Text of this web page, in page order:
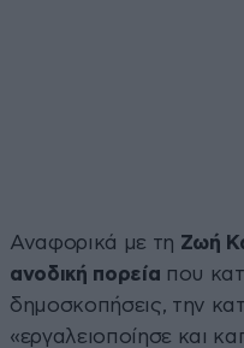
Αναφορικά με τη Ζωή
ανοδική πορεία που
δημοσκοπήσεις, την
«εργαλειοποίησε και